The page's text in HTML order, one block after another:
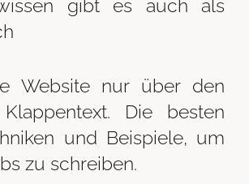
gibt es auch als
Website nur über den
Die besten
und Beispiele, um
zu schreiben.